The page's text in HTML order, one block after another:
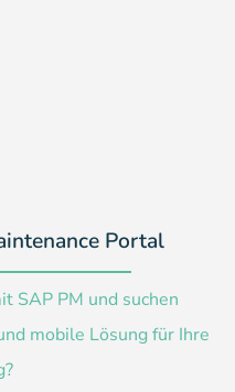
Portal
SAP PM und suchen
mobile Lösung für Ihre